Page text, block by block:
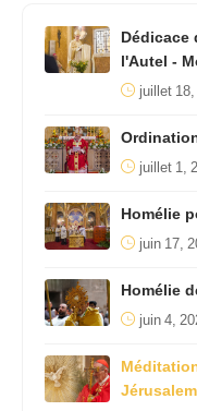
l'Autel -
juillet
juillet 1,
Homélie
juin 17,
Homélie
juin 4,
Jérusalem